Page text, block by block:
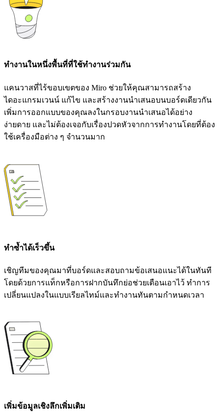
ทำงานในหนึ่งพื้นที่ที่ใช้ทำงานร่วมกัน
แคนวาสที่ไร้ขอบเขตของ Miro ช่วยให้คุณสามารถสร้าง
ไดอะแกรมเวนน์ แก้ไข และสร้างงานนำเสนอบนบอร์ดเดียวกัน
เพิ่มการออกแบบของคุณลงในกรอบงานนำเสนอได้อย่าง
ง่ายดาย และไม่ต้องเจอกับเรื่องปวดหัวจากการทำงานโดยที่ต้อง
ใช้เครื่องมือต่าง ๆ จำนวนมาก
ทำซ้ำได้เร็วขึ้น
เชิญทีมของคุณมาที่บอร์ดและสอบถามข้อเสนอแนะได้ในทันที
โดยด้วยการแท็กหรือการฝากบันทึกย่อช่วยเตือนเอาไว้ ทำการ
เปลี่ยนแปลงในแบบเรียลไทม์และทำงานทันตามกำหนดเวลา
เพิ่มข้อมูลเชิงลึกเพิ่มเติม